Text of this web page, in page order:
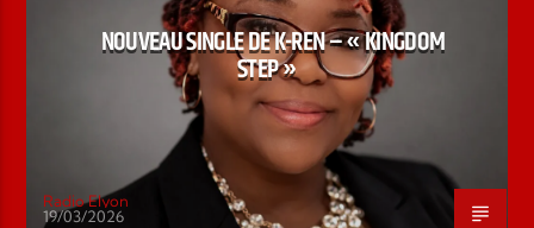
NOUVEAU SINGLE DE K-REN – « KINGDOM
STEP »
Radio Elyon
19/03/2026